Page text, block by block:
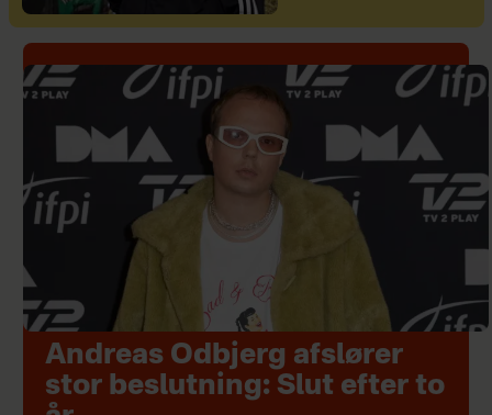
Andreas Odbjerg afslører
stor beslutning: Slut efter to